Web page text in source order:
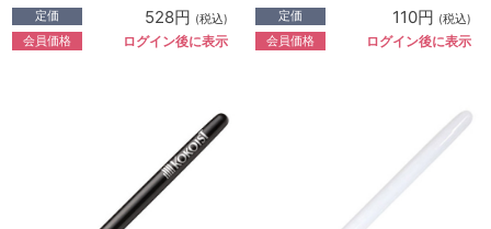
定価 528円 (税込)
会員価格 ログイン後に表示
定価 110円 (税込)
会員価格 ログイン後に表示